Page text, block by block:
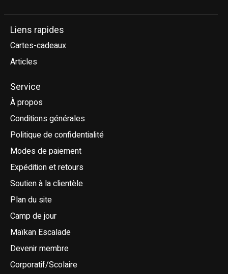
Liens rapides
Cartes-cadeaux
Articles
Service
À propos
Conditions générales
Politique de confidentialité
Modes de paiement
Expédition et retours
Soutien à la clientèle
Plan du site
Camp de jour
Maïkan Escalade
Devenir membre
Corporatif/Scolaire